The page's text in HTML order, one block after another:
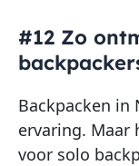
#12 Zo
Backpacken in
ervaring. Maar
voor solo